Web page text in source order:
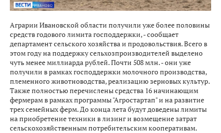
Аграрии Ивановской области получили уже более половины
средств годового лимита господдержки, - сообщает
департамент сельского хозяйства и продовольствия. Всего в
этом году на поддержку сельхозпроизводителей выделено
чуть менее миллиарда рублей. Почти 508 млн. - они уже
получили в рамках господдержки молочного производства,
племенного животноводства, реализацию зерновых культур.
Также полностью перечислены средства 16 начинающим
фермерам в рамках программы "Агростартап" и на развитие
трех семейных ферм. До конца лета будут доведены лимиты
на приобретение техники в лизинг и возмещение затрат
сельскохозяйственным потребительским кооперативам.